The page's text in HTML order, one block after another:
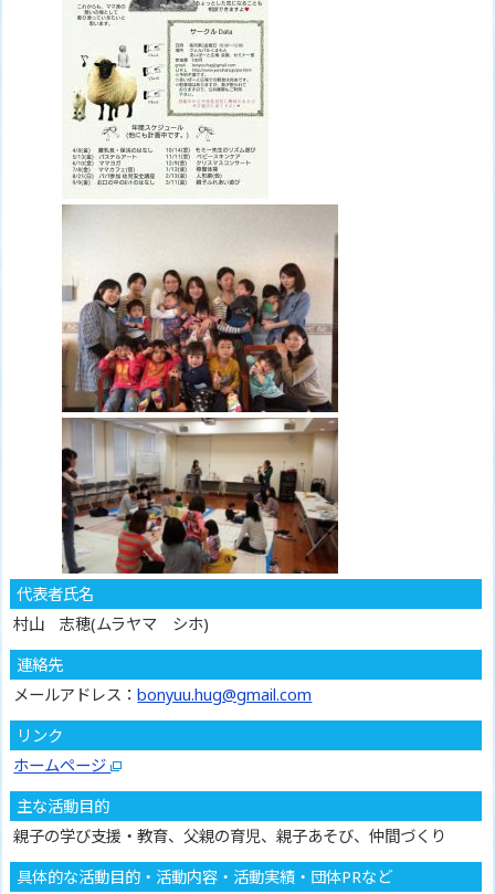
代表者氏名
村山 志穂(ムラヤマ シホ)
連絡先
メールアドレス：bonyuu.hug@gmail.com
リンク
ホームページ
主な活動目的
親子の学び支援・教育、父親の育児、親子あそび、仲間づくり
具体的な活動目的・活動内容・活動実績・団体PRなど